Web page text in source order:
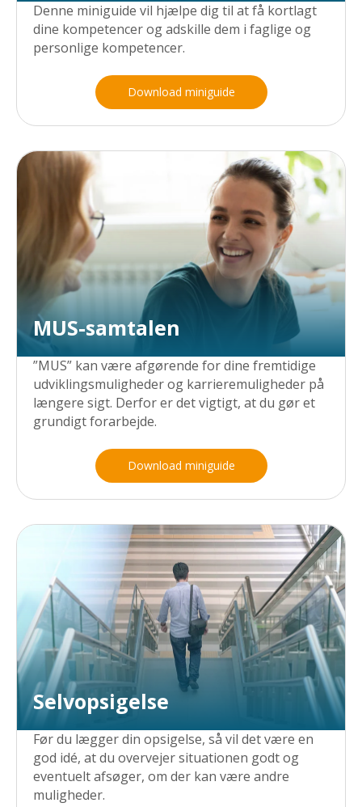
Denne miniguide vil hjælpe dig til at få kortlagt
dine kompetencer og adskille dem i faglige og
personlige kompetencer.
Download miniguide
MUS-samtalen
”MUS” kan være afgørende for dine fremtidige
udviklingsmuligheder og karrieremuligheder på
længere sigt. Derfor er det vigtigt, at du gør et
grundigt forarbejde.
Download miniguide
Selvopsigelse
Før du lægger din opsigelse, så vil det være en
god idé, at du overvejer situationen godt og
eventuelt afsøger, om der kan være andre
muligheder.